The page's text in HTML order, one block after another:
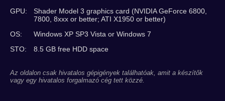
GPU:
Shader Model 3 graphics card (NVIDIA GeForce 6800,
7800, 8xxx or better; ATI X1950 or better)
OS:
Windows XP SP3 Vista or Windows 7
STO:
8.5 GB free HDD space
Az oldalon csak hivatalos gépigények találhatóak, amit a készítők
vagy egy hivatalos forgalmazó cég tett közzé.